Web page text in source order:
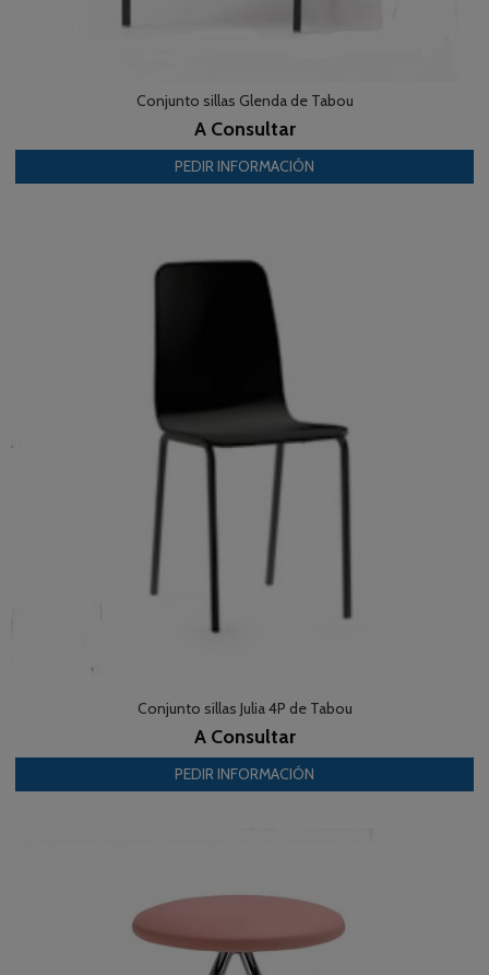
Conjunto sillas Glenda de Tabou
A Consultar
PEDIR INFORMACIÓN
Conjunto sillas Julia 4P de Tabou
A Consultar
PEDIR INFORMACIÓN